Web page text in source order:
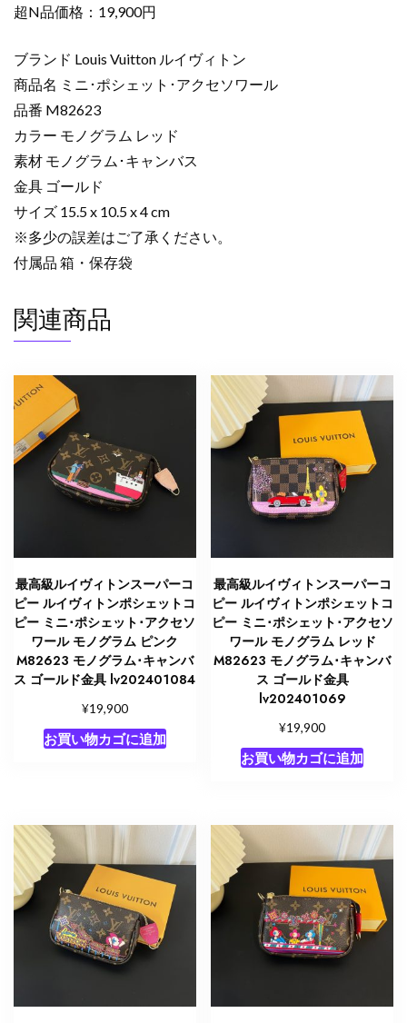
ェ
ッ
コ
ピ
ー
ミ
ニ･
ポ
ェ
ッ
ト･
ク
セ
ワ
ー
モ
ノ
ド
M82623
ノ
グ
ス
ゴ
ー
ル
個
超N品価格：19,900円
ブランド Louis Vuitton ルイヴィトン
商品名 ミニ･ポシェット･アクセソワール
品番 M82623
カラー モノグラム レッド
素材 モノグラム･キャンバス
金具 ゴールド
サイズ 15.5 x 10.5 x 4 cm
※多少の誤差はご了承ください。
付属品 箱・保存袋
関連商品
最高級ルイヴィトンスーパーコ
ピー ルイヴィトンポシェットコ
ピー ミニ･ポシェット･アクセソ
ワール モノグラム ピンク
M82623 モノグラム･キャンバ
ス ゴールド金具 lv202401084
¥19,900
お買い物カゴに追加
最高級ルイヴィトンスーパーコ
ピー ルイヴィトンポシェットコ
ピー ミニ･ポシェット･アクセソ
ワール モノグラム レッド
M82623 モノグラム･キャンバ
ス ゴールド金具
lv202401069
¥19,900
お買い物カゴに追加